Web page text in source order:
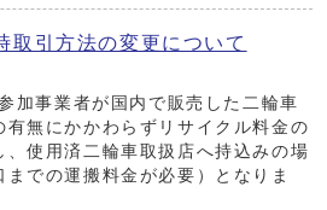
取引方法の変更について
加事業者が国内で販売した二輪車
有無にかかわらずリサイクル料金の
使用済二輪車取扱店へ持込みの場
での運搬料金が必要）となりま